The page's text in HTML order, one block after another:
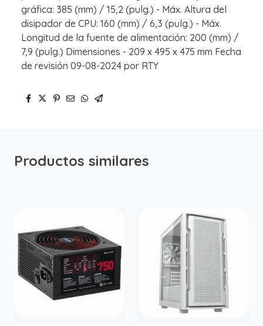
gráfica: 385 (mm) / 15,2 (pulg.) - Máx. Altura del
disipador de CPU: 160 (mm) / 6,3 (pulg.) - Máx.
Longitud de la fuente de alimentación: 200 (mm) /
7,9 (pulg.) Dimensiones - 209 x 495 x 475 mm Fecha
de revisión 09-08-2024 por RTY
Productos similares